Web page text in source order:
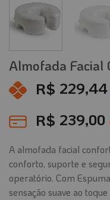
Almofada Facial
R$ 229,44
R$ 239,00
A almofada facial
conforto, suporte e
operatório. Com
sensação suave ao